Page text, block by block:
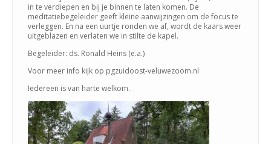
in te verdiepen en bij je binnen te laten komen. De
meditatiebegeleider geeft kleine aanwijzingen om de focus te
verleggen. En na een uurtje ronden we af, wordt de kaars weer
uitgeblazen en verlaten we in stilte de kapel.
Begeleider: ds. Ronald Heins (e.a.)
Voor meer info kijk op pgzuidoost-veluwezoom.nl
Iedereen is van harte welkom.